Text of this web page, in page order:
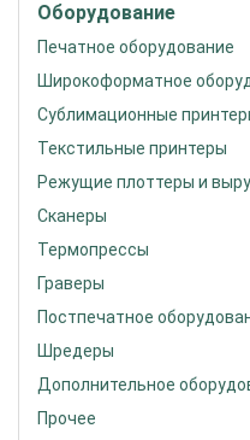
Оборудование
Печатное оборудование
Широкоформатное
Сублимационные
Текстильные принтеры
Режущие плоттеры и
Сканеры
Термопрессы
Граверы
Постпечатное
Шредеры
Дополнительное
Прочее